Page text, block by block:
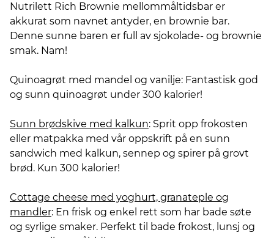
Nutrilett Rich Brownie mellommåltidsbar er
akkurat som navnet antyder, en brownie bar.
Denne sunne baren er full av sjokolade- og brownie
smak. Nam!
Quinoagrøt med mandel og vanilje: Fantastisk god
og sunn quinoagrøt under 300 kalorier!
Sunn brødskive med kalkun: Sprit opp frokosten
eller matpakka med vår oppskrift på en sunn
sandwich med kalkun, sennep og spirer på grovt
brød. Kun 300 kalorier!
Cottage cheese med yoghurt, granateple og
mandler: En frisk og enkel rett som har bade søte
og syrlige smaker. Perfekt til bade frokost, lunsj og